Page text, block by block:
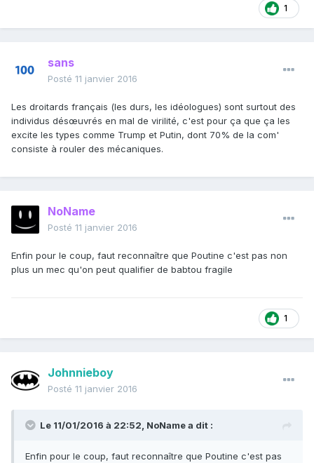
1
sans
Posté 11 janvier 2016
Les droitards français (les durs, les idéologues) sont surtout des
individus désœuvrés en mal de virilité, c'est pour ça que ça les
excite les types comme Trump et Putin, dont 70% de la com'
consiste à rouler des mécaniques.
NoName
Posté 11 janvier 2016
Enfin pour le coup, faut reconnaître que Poutine c'est pas non
plus un mec qu'on peut qualifier de babtou fragile
1
Johnnieboy
Posté 11 janvier 2016
Le 11/01/2016 à 22:52, NoName a dit :
Enfin pour le coup, faut reconnaître que Poutine c'est pas